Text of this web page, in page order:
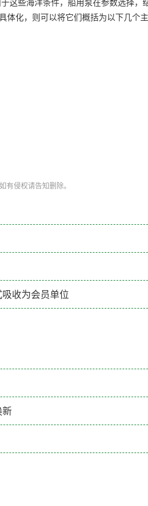
化，则可以将它们概括为以下几个主
有侵权请告知删除。
收为会员单位
新